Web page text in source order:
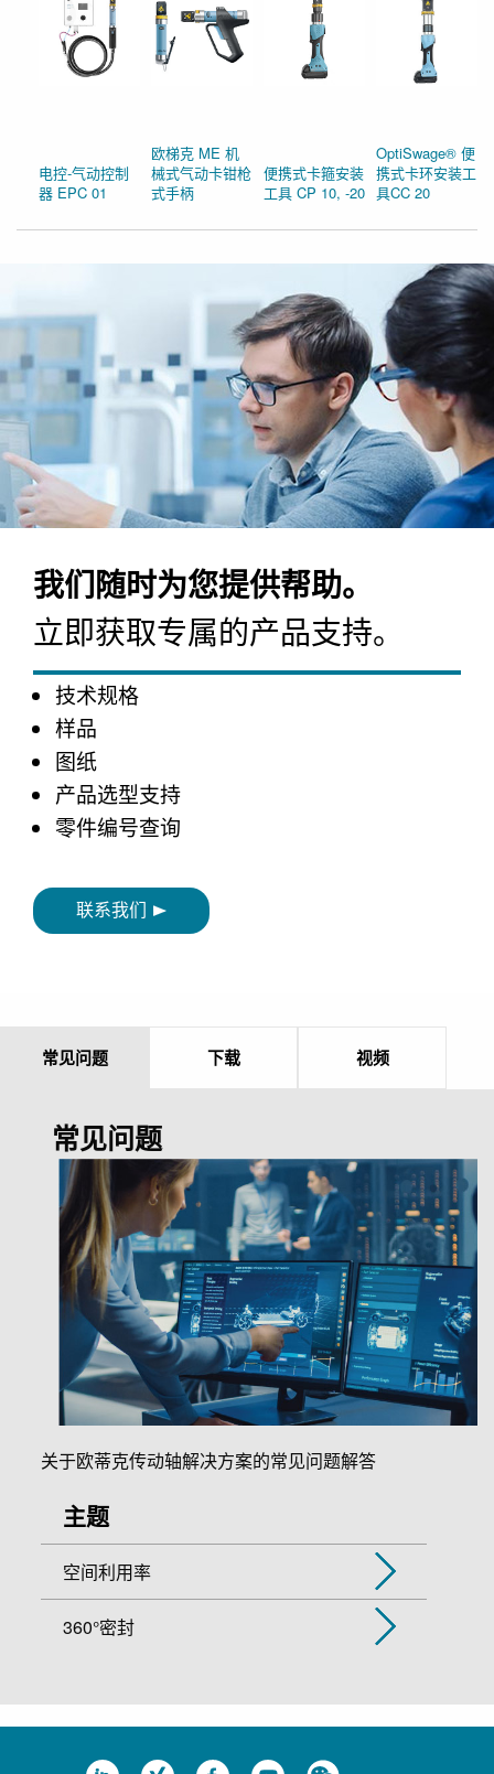
电控-气动控制
器 EPC 01
欧梯克 ME 机
械式气动卡钳枪
式手柄
便携式卡箍安装
工具 CP 10, -20
OptiSwage® 便
携式卡环安装工
具CC 20
我们随时为您提供帮助。
立即获取专属的产品支持。
技术规格
样品
图纸
产品选型支持
零件编号查询
联系我们
常见问题 下载 视频
常见问题
关于欧蒂克传动轴解决方案的常见问题解答
主题
空间利用率
360°密封